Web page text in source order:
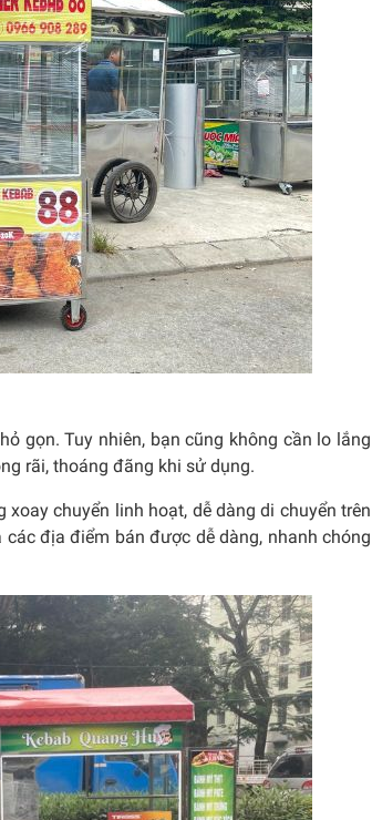
gọn. Tuy nhiên, bạn cũng không cần lo lắng
rãi, thoáng đãng khi sử dụng.
chuyển linh hoạt, dễ dàng di chuyển trên
địa điểm bán được dễ dàng, nhanh chóng